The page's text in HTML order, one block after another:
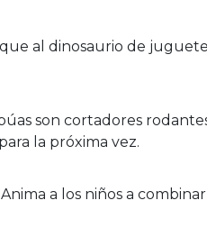
que al dinosaurio de
púas son cortadores
la próxima vez.
Anima a los niños a